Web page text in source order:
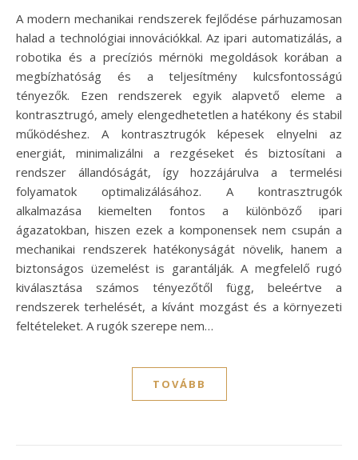
A modern mechanikai rendszerek fejlődése párhuzamosan
halad a technológiai innovációkkal. Az ipari automatizálás, a
robotika és a precíziós mérnöki megoldások korában a
megbízhatóság és a teljesítmény kulcsfontosságú
tényezők. Ezen rendszerek egyik alapvető eleme a
kontrasztrugó, amely elengedhetetlen a hatékony és stabil
működéshez. A kontrasztrugók képesek elnyelni az
energiát, minimalizálni a rezgéseket és biztosítani a
rendszer állandóságát, így hozzájárulva a termelési
folyamatok optimalizálásához. A kontrasztrugók
alkalmazása kiemelten fontos a különböző ipari
ágazatokban, hiszen ezek a komponensek nem csupán a
mechanikai rendszerek hatékonyságát növelik, hanem a
biztonságos üzemelést is garantálják. A megfelelő rugó
kiválasztása számos tényezőtől függ, beleértve a
rendszerek terhelését, a kívánt mozgást és a környezeti
feltételeket. A rugók szerepe nem…
TOVÁBB